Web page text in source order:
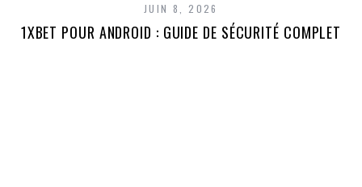
JUIN 8, 2026
1XBET POUR ANDROID : GUIDE DE SÉCURITÉ COMPLET